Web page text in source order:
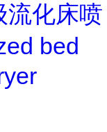
流化床喷
bed